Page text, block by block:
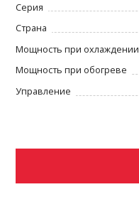
Серия
Страна
Мощность при охлаждении
Мощность при обогреве
Управление